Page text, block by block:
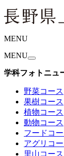
MENU
MENU
学科フォトニュ
野菜コース
果樹コース
植物コース
動物コース
フードコ
アグリコ
里山コース